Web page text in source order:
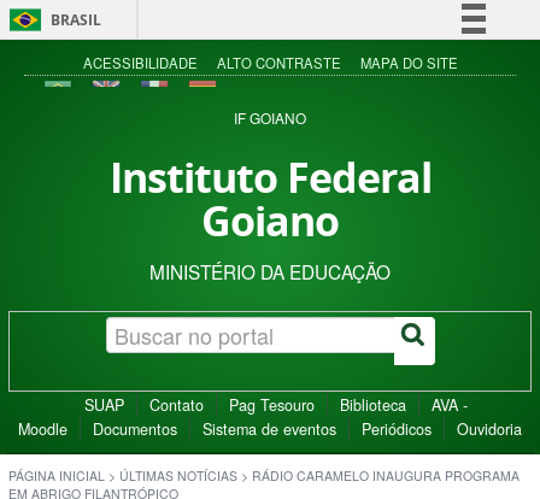
BRASIL
Simplifique!
Acesso à informação
ACESSIBILIDADE ALTO CONTRASTE MAPA DO SITE
IF GOIANO
Instituto Federal
Goiano
MINISTÉRIO DA EDUCAÇÃO
SUAP Contato Pag Tesouro Biblioteca
AVA -
Moodle
Documentos Sistema de eventos Periódicos Ouvidoria
PÁGINA INICIAL > ÚLTIMAS NOTÍCIAS > RÁDIO CARAMELO INAUGURA PROGRAMA
EM ABRIGO FILANTRÓPICO